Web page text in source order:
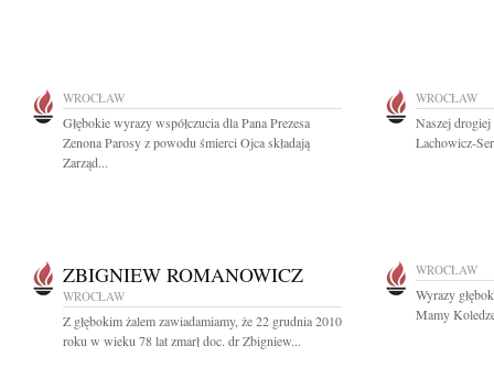
WROCŁAW
Głębokie wyrazy współczucia dla Pana Prezesa
Zenona Parosy z powodu śmierci Ojca składają
Zarząd...
WROCŁAW
Naszej drogiej
Lachowicz-
ZBIGNIEW ROMANOWICZ
WROCŁAW
Z głębokim żalem zawiadamiamy, że 22 grudnia 2010
roku w wieku 78 lat zmarł doc. dr Zbigniew...
WROCŁAW
Wyrazy
Mamy